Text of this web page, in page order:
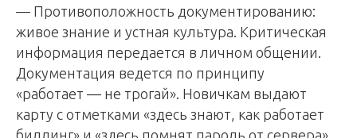
— Противоположность документированию:
живое знание и устная культура. Критическая
информация передается в личном общении.
Документация ведется по принципу
«работает — не трогай». Новичкам выдают
карту с отметками «здесь знают, как работает